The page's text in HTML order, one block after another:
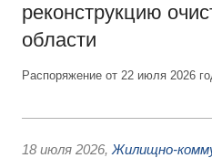
реконструкцию
области
Распоряжение от 22 июля 2026
18 июля 2026, Жилищно-